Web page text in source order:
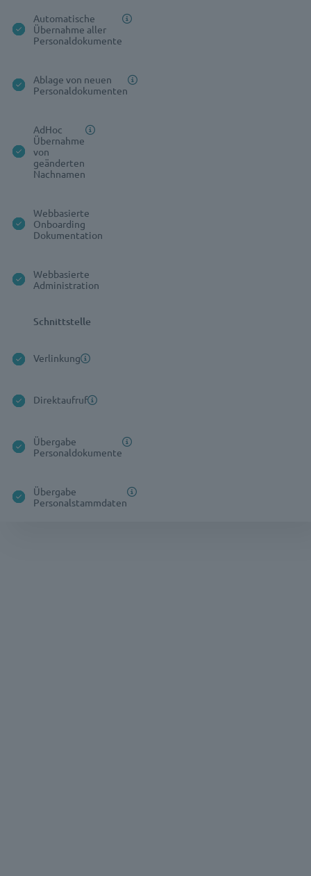
Automatische
Übernahme aller
Personaldokumente
Ablage von neuen
Personaldokumenten
AdHoc
Übernahme
von
geänderten
Nachnamen
Webbasierte
Onboarding
Dokumentation
Webbasierte
Administration
Schnittstelle
Verlinkung
Direktaufruf
Übergabe
Personaldokumente
Übergabe
Personalstammdaten